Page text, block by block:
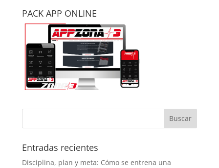
PACK APP ONLINE
Entradas recientes
Disciplina, plan y meta: Cómo se entrena una